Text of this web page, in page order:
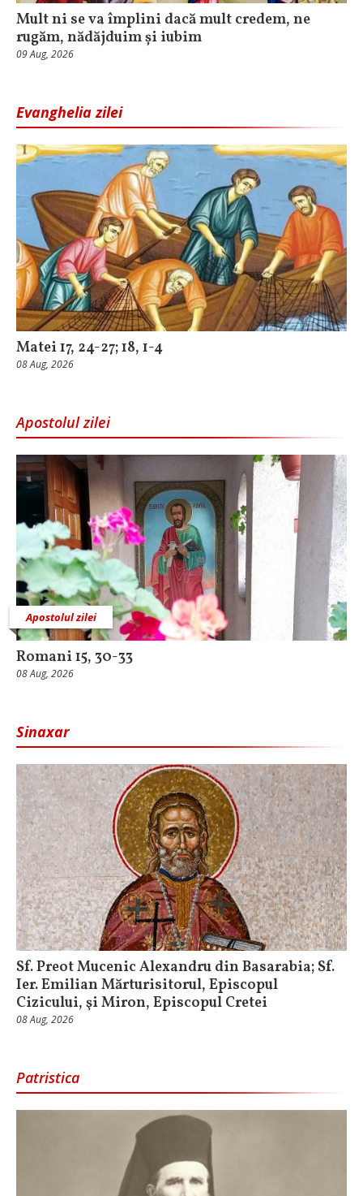
Mult ni se va împlini dacă mult credem, ne
rugăm, nădăjduim și iubim
09 Aug, 2026
Evanghelia zilei
Matei 17, 24-27; 18, 1-4
08 Aug, 2026
Apostolul zilei
Apostolul zilei
Romani 15, 30-33
08 Aug, 2026
Sinaxar
Sf. Preot Mucenic Alexandru din Basarabia; Sf.
Ier. Emilian Mărturisitorul, Episcopul
Cizicului, şi Miron, Episcopul Cretei
08 Aug, 2026
Patristica